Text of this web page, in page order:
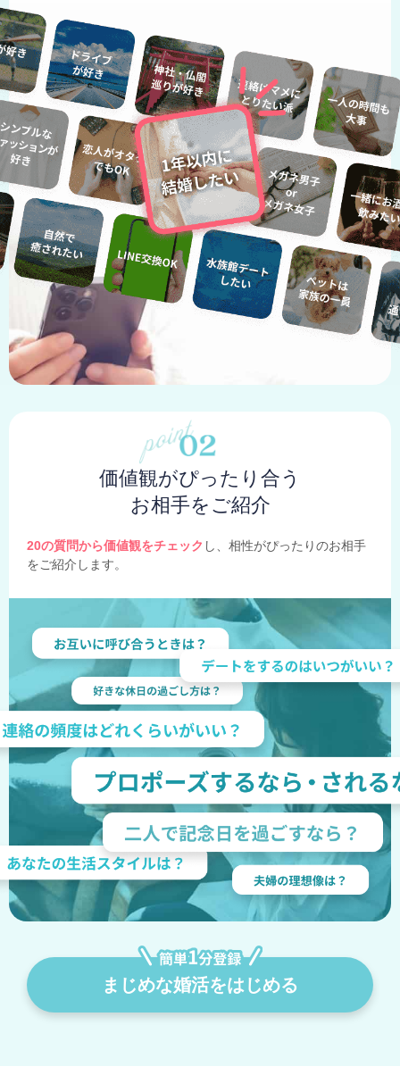
価値観がぴったり合う
お相手をご紹介
20の質問から価値観をチェック し、相性がぴったりのお相手
をご紹介します。
まじめな婚活をはじめる